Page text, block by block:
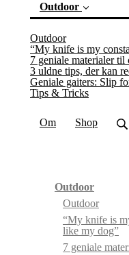
Outdoor
Outdoor
“My knife is my
7 geniale materialer
3 uldne tips, der kan
Geniale gaiters: Slip
Tips & Tricks(current)
Om Shop
Outdoor
Outdoor
“My knife is
like my dog”
7 geniale